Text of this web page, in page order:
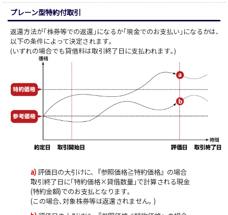
プレーン型特約付取引
返還方法が｢株券等での返還｣になるか｢現金でのお支払い｣になるかは､
以下の条件によって決定されます｡
(いずれの場合でも貸借料は取引終了日に支払われます｡)
a) 評価日の大引けに､『参照価格≧特約価格』の場合
取引終了日に｢特約価格×貸借数量｣で計算される現金
(特約金額)でのお支払となります｡
(この場合､対象株券等は返還されません｡ )